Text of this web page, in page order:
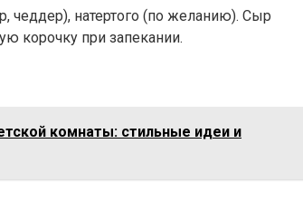
чеддер), натертого (по желанию). Сыр
корочку при запекании.
комнаты: стильные идеи и